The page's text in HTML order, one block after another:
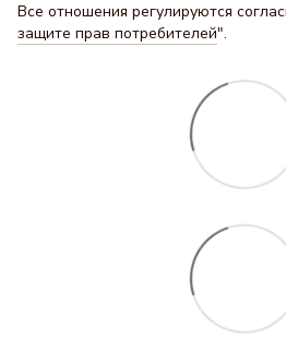
Все отношения регулируются
защите прав потребителей".